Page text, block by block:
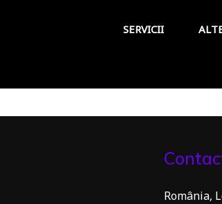
SERVICII
România,